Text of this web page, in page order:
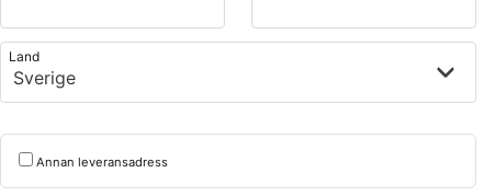
frontend.form.billing_address.country
Land
Annan leveransadress